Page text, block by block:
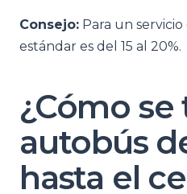
Consejo: Para un
estándar es del 15 al 20%.
¿Cómo
autobús
hasta el